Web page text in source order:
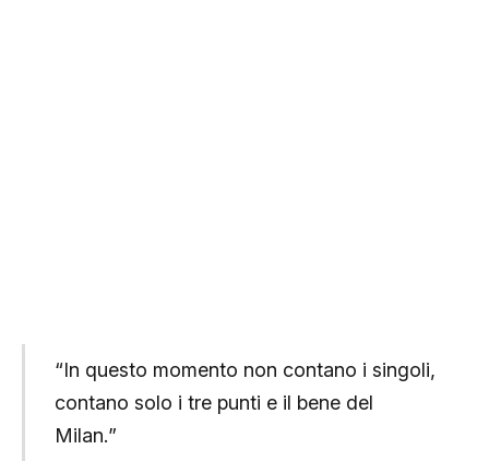
“In questo momento non contano i singoli,
contano solo i tre punti e il bene del
Milan.”